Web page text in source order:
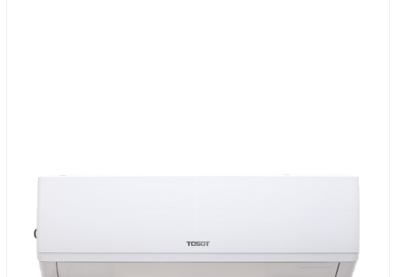
Сплит-система T24H-SnN(2)/I/T24H-SnN(2)/O